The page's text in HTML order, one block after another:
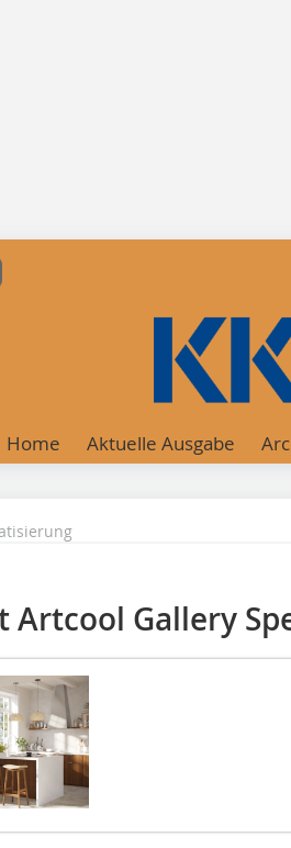
Home Aktuelle Ausgabe
Artcool Gallery